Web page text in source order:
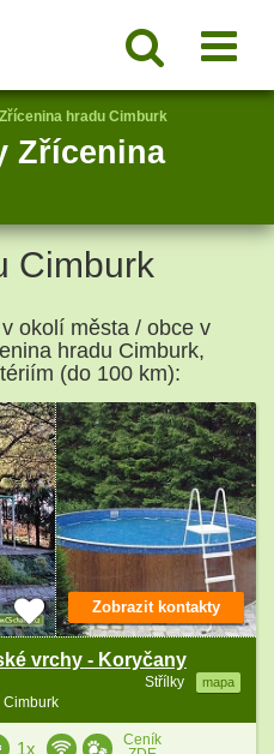
Zřícenina hradu Cimburk
Zřícenina
Cimburk
okolí města / obce v
hradu Cimburk,
(do 100 km):
vrchy - Koryčany
Střílky mapa
Cimburk
Zobrazit kontakty
1x
Ceník